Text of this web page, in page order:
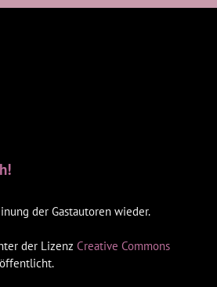
der Gastautoren wieder.
der Lizenz Creative Commons